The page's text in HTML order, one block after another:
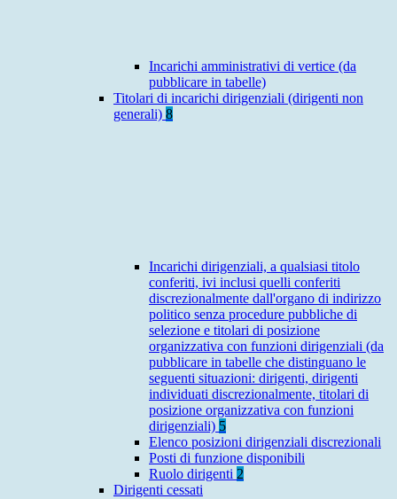
Incarichi amministrativi di vertice (da
pubblicare in tabelle)
Titolari di incarichi dirigenziali (dirigenti non
generali) 8
Incarichi dirigenziali, a qualsiasi titolo
conferiti, ivi inclusi quelli conferiti
discrezionalmente dall'organo di indirizzo
politico senza procedure pubbliche di
selezione e titolari di posizione
organizzativa con funzioni dirigenziali (da
pubblicare in tabelle che distinguano le
seguenti situazioni: dirigenti, dirigenti
individuati discrezionalmente, titolari di
posizione organizzativa con funzioni
dirigenziali) 5
Elenco posizioni dirigenziali discrezionali
Posti di funzione disponibili
Ruolo dirigenti 2
Dirigenti cessati